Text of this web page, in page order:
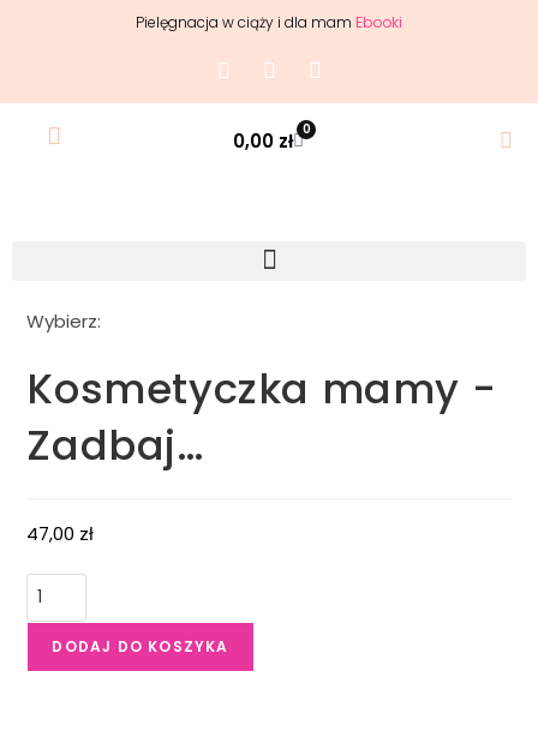
Pielęgnacja w ciąży i dla mam Ebooki
0,00 zł 0
Wybierz:
Kosmetyczka mamy -
Zadbaj…
47,00 zł
DODAJ DO KOSZYKA